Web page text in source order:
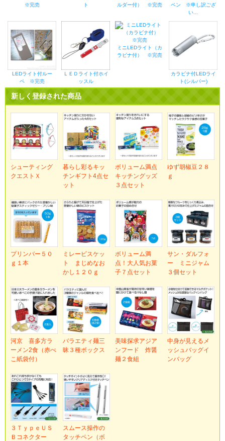
※完売 ト ルダー付） ※完売
ペン ※申し訳ござ
い...
LEDライト付ルー
ペ ※完売
ＬＥＤライト付ホイ
ッスル
ミニLEDライト（カ
ラビナ付） ※完売
カラビナ付LEDライ
ト(シルバー)
新しく登録された商品
シューティング
クエストＸ
暮らし彩るキッ
チンギフト4点セ
ット
ボリューム満点
キッチングッズ
３点セット
ゆず胡椒豆２８
ｇ
プリンバー５０
ｇ１本
ミレービスケッ
ト まじめなお
かし１２０ｇ
ボリューム満
点！大人気お菓
子７点セット
サン・ダルフォ
ー ミニジャム
３個セット
河京 喜多方ラ
ーメン2食（赤べ
こ紙袋付）
バラエティ麺三
昧３種ボックス
美味探求アジア
ンフード 炸醤
麺２食組
中身が見えるメ
ッシュバッグイ
ンバッグ
３ＴｙｐｅＵＳ
Ｂコネクター
スムース操作の
タッチペン（ボ